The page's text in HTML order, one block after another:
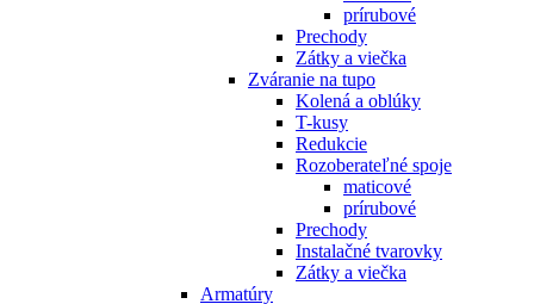
prírubové
Prechody
Zátky a viečka
Zváranie na tupo
Kolená a oblúky
T-kusy
Redukcie
Rozoberateľné spoje
maticové
prírubové
Prechody
Instalačné tvarovky
Zátky a viečka
Armatúry